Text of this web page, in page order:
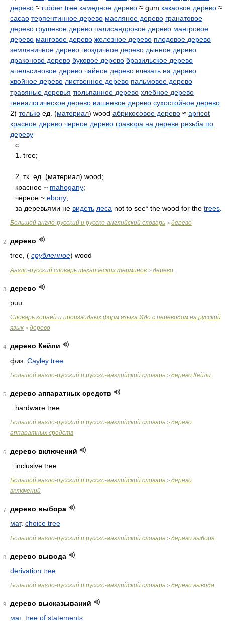
дерево ≈ rubber tree камедное дерево ≈ gum какаовое дерево ≈
cacao терпентинное дерево масляное дерево гранатовое
дерево грушевое дерево палисандровое дерево мангровое
дерево манговое дерево железное дерево плодовое дерево
земляничное дерево гвоздичное дерево дынное дерево
драконово дерево буковое дерево бразильское дерево
апельсиновое дерево чайное дерево влезать на дерево
хвойное дерево лиственное дерево пальмовое дерево
травяные деревья тюльпанное дерево хлебное дерево
генеалогическое дерево вишневое дерево сухостойное дерево
2) только ед. (материал) wood абрикосовое дерево ≈ apricot
красное дерево черное дерево гравюра на дереве резьба по
дереву
с.
1. tree;
2. тк. ед. (материал) wood;
красное ~ mahogany;
чёрное ~ ebony;
за деревьями не видеть леса not to see* the wood for the trees
Большой англо-русский и русско-английский словарь > дерево
2
дерево
tree, ( срубленное) wood
Англо-русский словарь технических терминов > дерево
3
дерево
puu
Словарь корней и производных форм языка Идо с переводом на русский
язык > дерево
4
дерево Кейли
физ. Cayley tree
Большой англо-русский и русско-английский словарь > дерево Кейли
5
дерево аппаратных средств
hardware tree
Большой англо-русский и русско-английский словарь > дерево
аппаратных средств
6
дерево включений
inclusive tree
Большой англо-русский и русско-английский словарь > дерево
включений
7
дерево выбора
мат. choice tree
Большой англо-русский и русско-английский словарь > дерево выбора
8
дерево вывода
derivation tree
Большой англо-русский и русско-английский словарь > дерево вывода
9
дерево высказываний
мат. tree of statements